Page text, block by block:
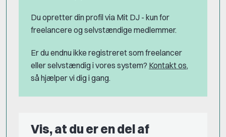
Du opretter din profil via Mit DJ - kun for
freelancere og selvstændige medlemmer.
Er du endnu ikke registreret som freelancer
eller selvstændig i vores system? Kontakt os,
så hjælper vi dig i gang.
Vis, at du er en del af